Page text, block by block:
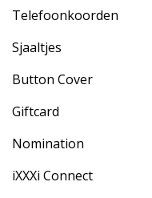
Telefoonkoorden
Sjaaltjes
Button Cover
Giftcard
Nomination
iXXXi Connect